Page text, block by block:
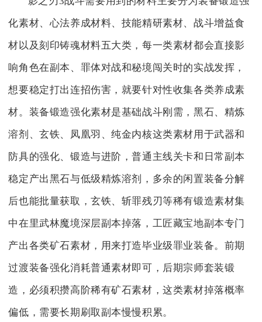
化素材、心法养成材料、技能精研素材、战斗增益食
材以及刻印铸魂材料五大类，每一类素材都会直接影
响角色在副本、罪体对战和秘境闯关时的实战发挥，
想要稳定打出连招伤害，就要针对性收集各类养成素
材。装备锻造强化素材是基础战斗刚需，黑石、精炼
溶剂、玄铁、凤凰羽、纯金内核这类素材用于武器和
防具的强化、锻造与进阶，普通主线关卡和日常副本
稳定产出黑石与低级精炼溶剂，多余的闲置装备分解
后也能批量获取，玄铁、斩罪残刃等稀有锻造素材集
中在里武林魔境深层副本掉落，工匠藏宝地副本专门
产出各类矿石素材，用来打造毕业级罪业装备。前期
过渡装备强化消耗普通素材即可，后期宗师套装锻
造，必须积攒高阶稀有矿石素材，这类素材掉落概率
偏低，需要长期刷取副本慢慢积累。